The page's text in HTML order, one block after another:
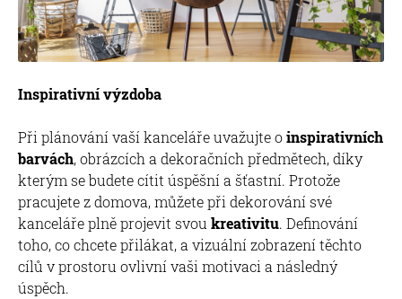
Inspirativní výzdoba
Při plánování vaší kanceláře uvažujte oinspirativních
barvách, obrázcích a dekoračních předmětech, díky
kterým se budete cítit úspěšní a šťastní. Protože
pracujete z domova, můžete při dekorování své
kanceláře plně projevit svou kreativitu. Definování
toho, co chcete přilákat, a vizuální zobrazení těchto
cílů v prostoru ovlivní vaši motivaci a následný
úspěch.